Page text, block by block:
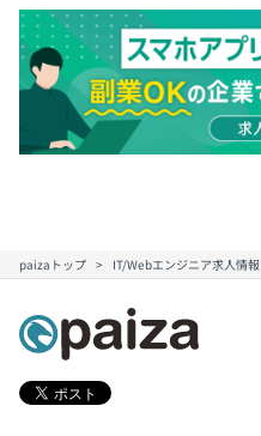
paizaトップ IT/Webエンジニア求人情報